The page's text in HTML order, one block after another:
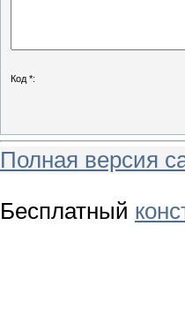
Код *:
Полная версия
Бесплатный